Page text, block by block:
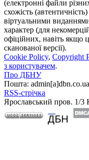
(електронні файли
схожість
віртуальними
характер (для
офіційних, навіть якщо
сканованої версії).
Cookie Policy, Copyright
з користувачем.
Про ДБНУ
Пошта: admin[а]dbn.co.ua
RSS-стрічка
Ярославський пров. 1/3